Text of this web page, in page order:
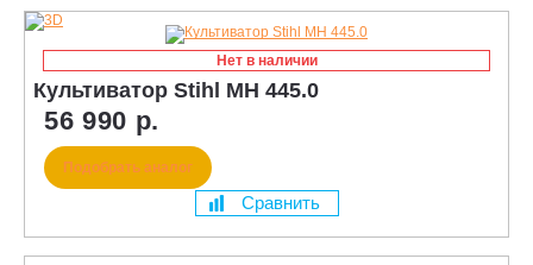
Нет в наличии
Культиватор Stihl MH 445.0
56 990 р.
Подобрать аналог
Сравнить